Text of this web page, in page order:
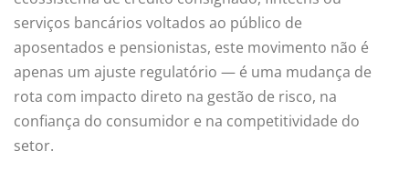
serviços bancários voltados ao público de
aposentados e pensionistas, este movimento não é
apenas um ajuste regulatório — é uma mudança de
rota com impacto direto na gestão de risco, na
confiança do consumidor e na competitividade do
setor.